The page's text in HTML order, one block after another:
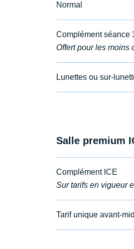
Normal
Complément séance
Offert pour les moins
Lunettes ou sur-
Salle premium
Complément ICE
Sur tarifs en vigueur
Tarif unique avant-